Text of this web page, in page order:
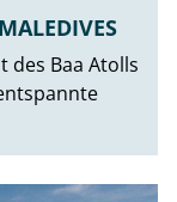
des Baa Atolls